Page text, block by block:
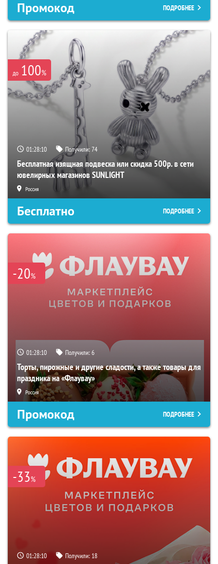
Промокод ПОДРОБНЕЕ
до 100%
01:28:09 Получили:74
Бесплатная изящная подвеска или скидка 500р. в сети
ювелирных магазинов SUNLIGHT
Россия
Бесплатно ПОДРОБНЕЕ
-20%
01:28:09 Получили:6
Торты, пирожные и другие сладости, а также товары для
праздника на «Флаувау»
Россия
Промокод ПОДРОБНЕЕ
-33%
01:28:09 Получили: 18